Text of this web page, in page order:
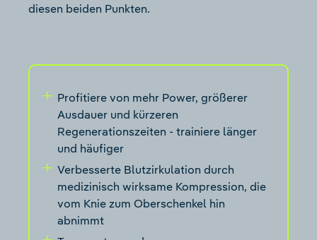
diesen beiden Punkten.
Profitiere von mehr Power, größerer
Ausdauer und kürzeren
Regenerationszeiten - trainiere länger
und häufiger
Verbesserte Blutzirkulation durch
medizinisch wirksame Kompression, die
vom Knie zum Oberschenkel hin
abnimmt